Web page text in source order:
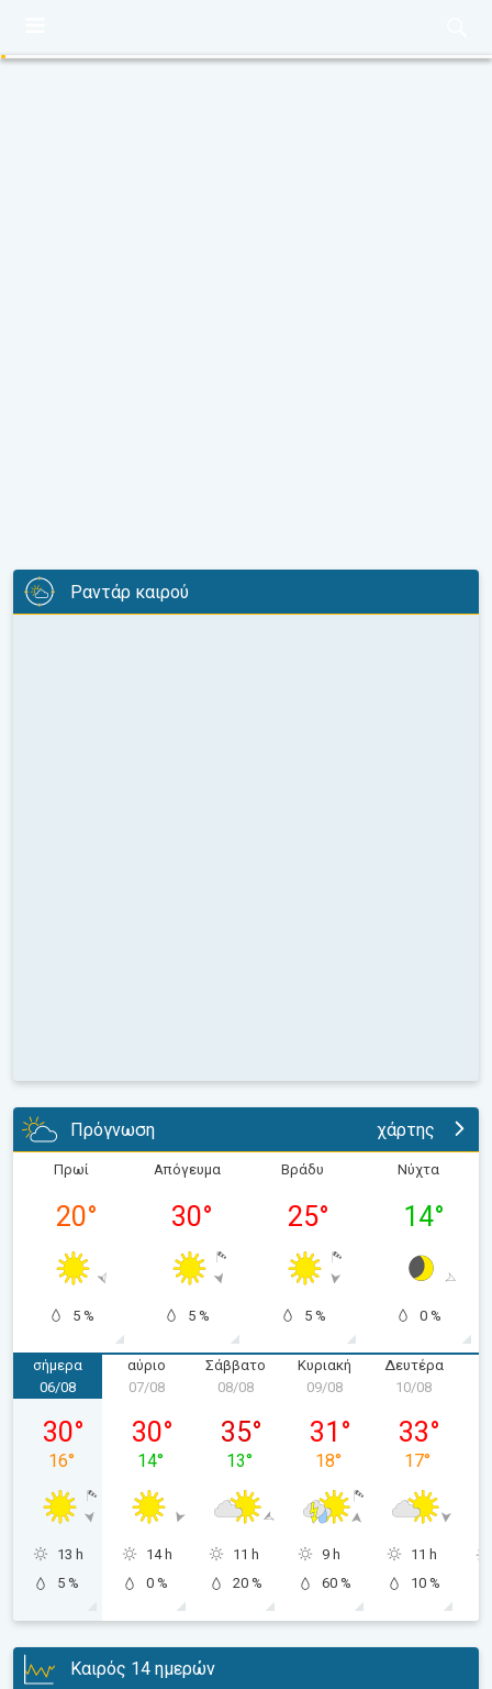
Ραντάρ καιρού
Πρόγνωση χάρτης
Πρωί
20°
5 %
Απόγευμα
30°
5 %
Βράδυ
25°
5 %
Νύχτα
14°
0 %
σήμερα
Πέμπτη 06/08
06/08
30°
16°
13 h
5 %
αύριο
Παρασκευή 07/08
07/08
30°
14°
14 h
0 %
Σάββατο
Σάββατο 08/08
08/08
35°
13°
11 h
20 %
Κυριακή
Κυριακή 09/08
09/08
31 °
18°
9 h
60 %
Δευτέρα
10/08
33°
17°
11 h
10 %
Καιρός 14 ημερών